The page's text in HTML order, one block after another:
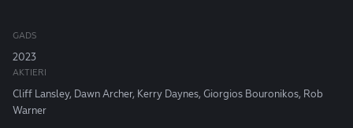
GADS
2023
AKTIERI
Cliff Lansley, Dawn Archer, Kerry Daynes, Giorgios Bouronikos, Rob
Warner